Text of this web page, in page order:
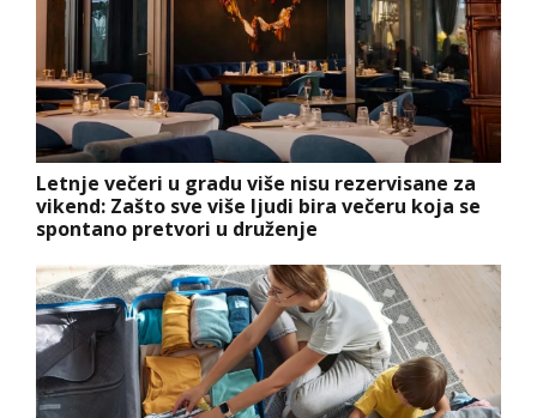
Letnje večeri u gradu više nisu rezervisane za
vikend: Zašto sve više ljudi bira večeru koja se
spontano pretvori u druženje